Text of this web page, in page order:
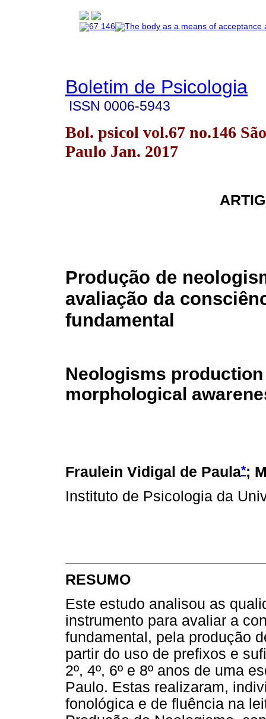
Boletim de Psicologia
ISSN 0006-5943
Bol. psicol vol.67 no.146 São
Paulo Jan. 2017
Produção de
avaliação da
fundamental
Neologisms
morphological
Fraulein Vidigal de Paula*;
Instituto de Psicologia da
RESUMO
Este estudo analisou as
instrumento para avaliar a
fundamental, pela produção
partir do uso de prefixos e
2º, 4º, 6º e 8º anos de uma
Paulo. Estas realizaram,
fonológica e de fluência na